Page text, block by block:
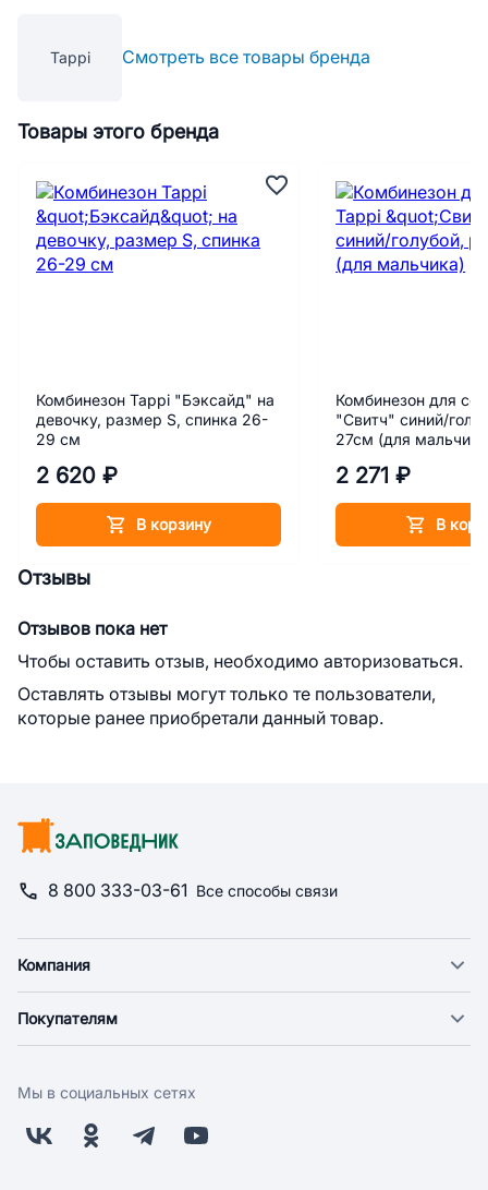
Tappi Смотреть все товары бренда
Товары этого бренда
Комбинезон Tappi "Бэксайд" на
девочку, размер S, спинка 26-
29 см
2 620 ₽
В корзину
Комбинезон для
"Свитч" синий/голубой, размер
27см (для
2 271 ₽
В
Отзывы
Отзывов пока нет
Чтобы оставить отзыв, необходимо авторизоваться.
Оставлять отзывы могут только те пользователи,
которые ранее приобретали данный товар.
8 800 333-03-61 Все способы связи
Компания
Новости
Поставщикам
Заводчикам
Покупателям
Оплата
Бонусная программа
Мы в социальных сетях